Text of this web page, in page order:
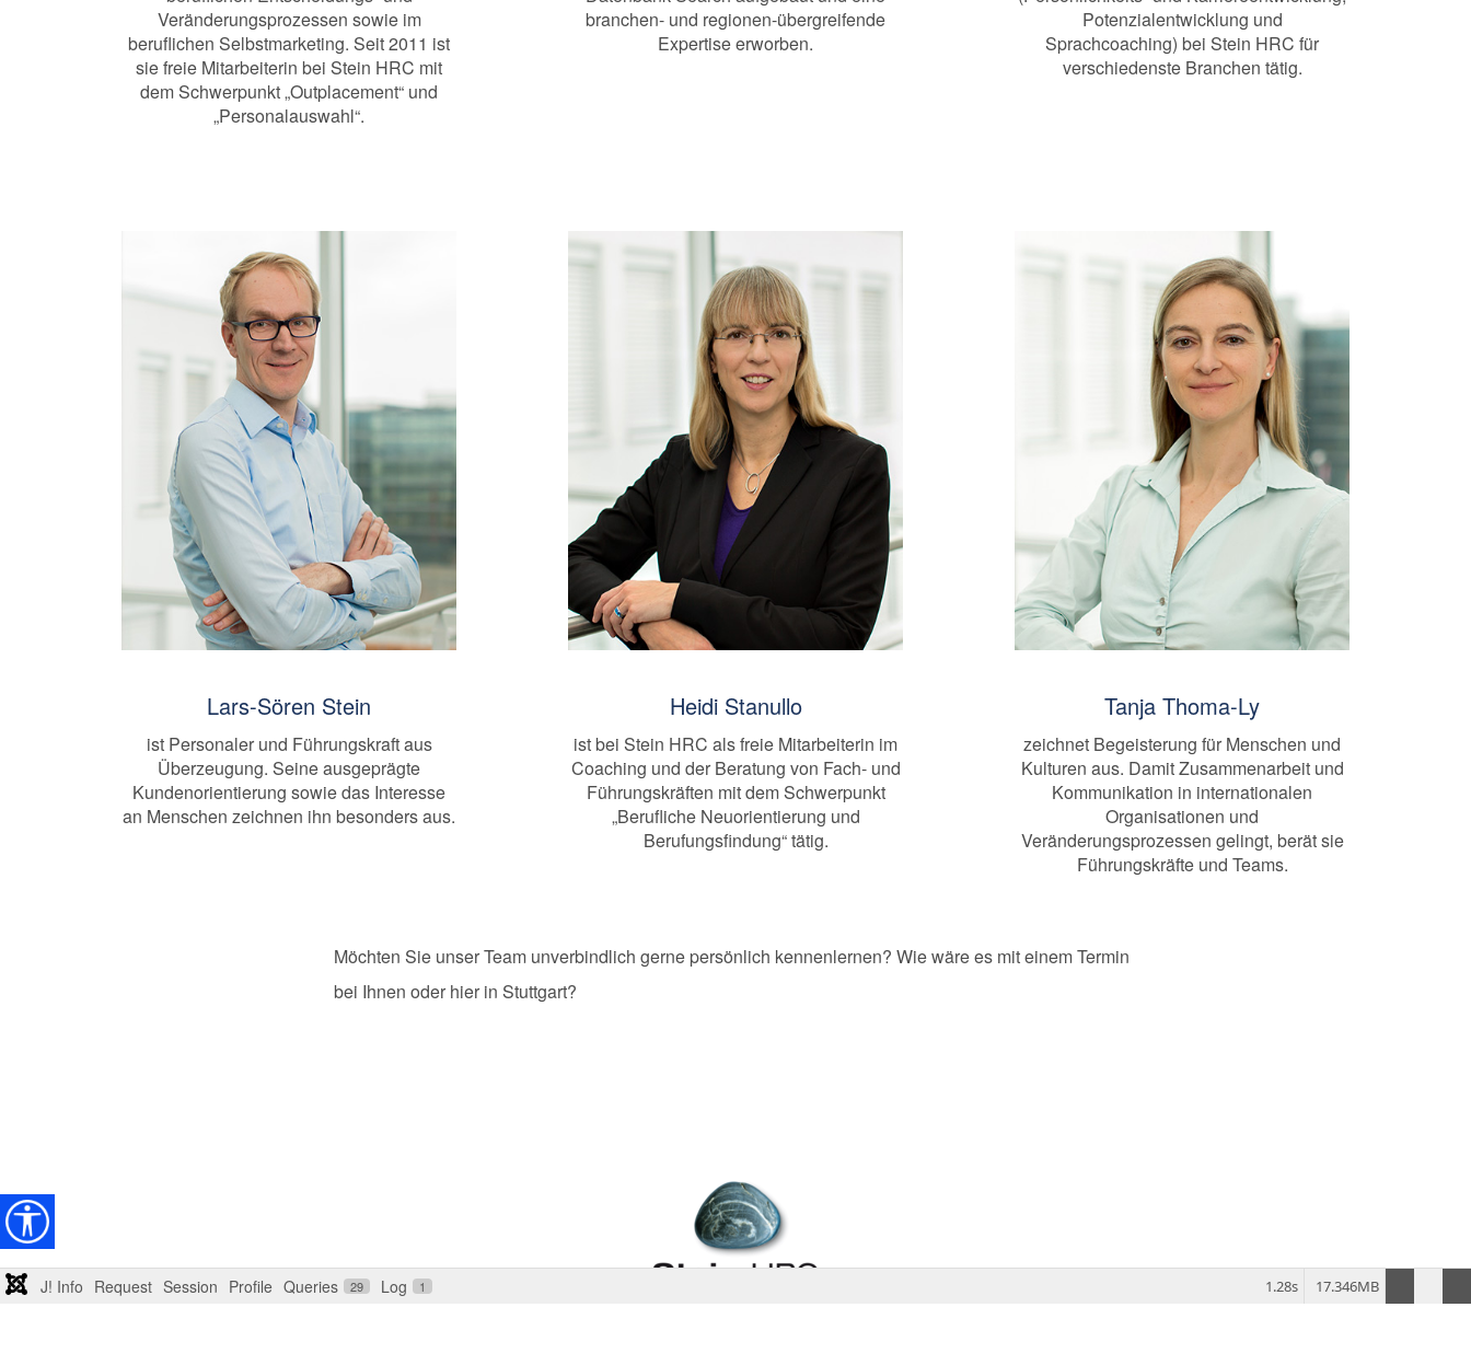
Veränderungsprozessen sowie im
beruflichen Selbstmarketing. Seit 2011 ist
sie freie Mitarbeiterin bei Stein HRC mit
dem Schwerpunkt „Outplacement“ und
„Personalauswahl“.
branchen- und regionen-übergreifende
Expertise erworben.
Potenzialentwicklung und
Sprachcoaching) bei Stein HRC für
verschiedenste Branchen tätig.
Lars-Sören Stein
ist Personaler und Führungskraft aus
Überzeugung. Seine ausgeprägte
Kundenorientierung sowie das Interesse
an Menschen zeichnen ihn besonders aus.
Heidi Stanullo
ist bei Stein HRC als freie Mitarbeiterin im
Coaching und der Beratung von Fach- und
Führungskräften mit dem Schwerpunkt
„Berufliche Neuorientierung und
Berufungsfindung“ tätig.
Tanja Thoma-Ly
zeichnet Begeisterung für Menschen und
Kulturen aus. Damit Zusammenarbeit und
Kommunikation in internationalen
Organisationen und
Veränderungsprozessen gelingt, berät sie
Führungskräfte und Teams.
Möchten Sie unser Team unverbindlich gerne persönlich kennenlernen? Wie wäre es mit einem Termin
bei Ihnen oder hier in Stuttgart?
J! Info Request Session Profile Queries 29 Log 1 17.346MB
1.28s